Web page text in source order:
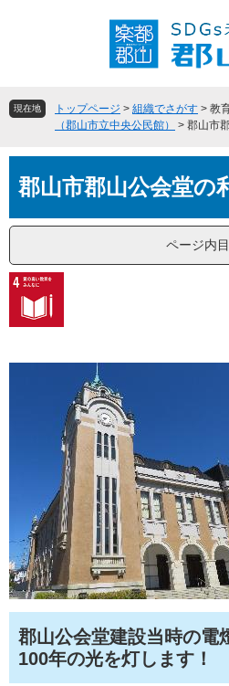
頭
飛
へ
現在地 トップページ > 組織でさがす > 教
（郡山市立中央公民館）
> 郡山市
文郡山市郡山公会堂の
ページ内
郡山公会堂建設当時の電
100年の光を灯します！